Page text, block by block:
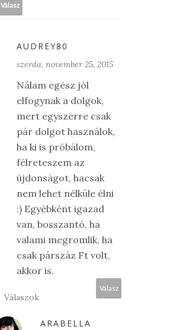
Válasz
AUDREY80
szerda, november 25, 2015
Nálam egész jól
elfogynak a dolgok,
mert egyszerre csak
pár dolgot használok,
ha ki is próbálom,
félreteszem az
újdonságot, hacsak
nem lehet nélküle élni
:) Egyébként igazad
van, bosszantó, ha
valami megromlik, ha
csak párszáz Ft volt,
akkor is.
Válasz
Válaszok
ARABELLA